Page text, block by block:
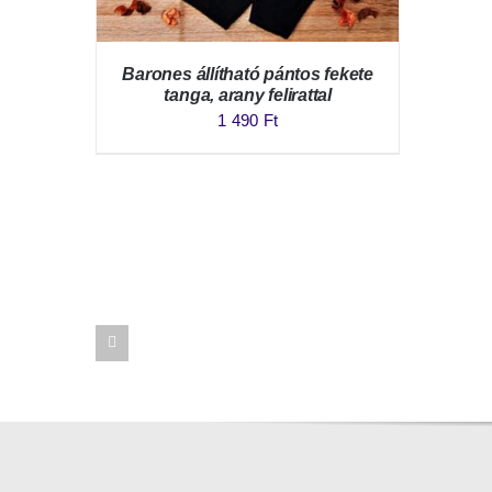
VÁLTOZATOK
A
VÁLASZTHATÓK
KI
Barones állítható pántos fekete
tanga, arany felirattal
1 490 Ft